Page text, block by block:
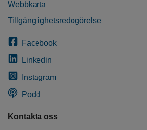
Webbkarta
Tillgänglighetsredogörelse
Facebook
Linkedin
Instagram
Podd
Kontakta oss